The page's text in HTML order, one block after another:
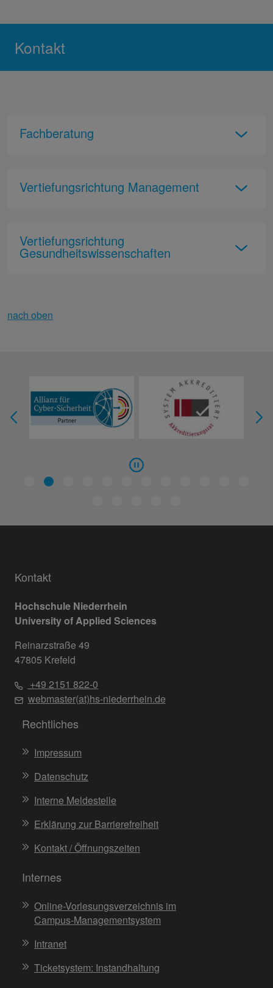
Kontakt
Fachberatung
Vertiefungsrichtung Management
Vertiefungsrichtung
Gesundheitswissenschaften
nach oben
Kontakt
Hochschule Niederrhein
University of Applied Sciences
Reinarzstraße 49
47805 Krefeld
+49 2151 822-0
webmaster(at)hs-niederrhein.de
Rechtliches
Impressum
Datenschutz
Interne Meldestelle
Erklärung zur Barrierefreiheit
Kontakt / Öffnungszeiten
Internes
Online-Vorlesungsverzeichnis im
Campus-Managementsystem
Intranet
Ticketsystem: Instandhaltung